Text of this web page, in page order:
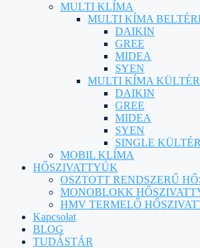
MULTI KLÍMA
MULTI KÍMA
DAIKIN
GREE
MIDEA
SYEN
MULTI KÍMA
DAIKIN
GREE
MIDEA
SYEN
SINGLE
MOBIL KLÍMA
HŐSZIVATTYÚK
OSZTOTT RENDSZERŰ
MONOBLOKK
HMV TERMELŐ
Kapcsolat
BLOG
TUDÁSTÁR